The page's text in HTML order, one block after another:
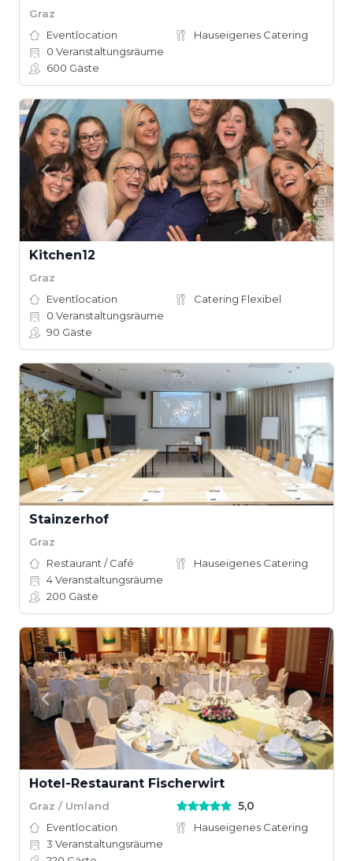
Graz
Eventlocation
Hauseigenes Catering
0 Veranstaltungsräume
600 Gäste
Kitchen12
Graz
Eventlocation
Catering Flexibel
0 Veranstaltungsräume
90 Gäste
Stainzerhof
Graz
Restaurant / Café
Hauseigenes Catering
4Veranstaltungsräume
200 Gäste
Hotel-Restaurant Fischerwirt
Graz / Umland 5,0
Eventlocation
Hauseigenes Catering
3 Veranstaltungsräume